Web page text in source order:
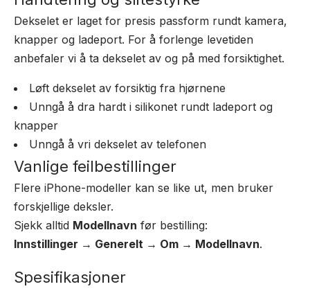
Dekselet er laget for presis passform rundt kamera,
knapper og ladeport. For å forlenge levetiden
anbefaler vi å ta dekselet av og på med forsiktighet.
Løft dekselet av forsiktig fra hjørnene
Unngå å dra hardt i silikonet rundt ladeport og
knapper
Unngå å vri dekselet av telefonen
Vanlige feilbestillinger
Flere iPhone-modeller kan se like ut, men bruker
forskjellige deksler.
Sjekk alltid Modellnavn før bestilling:
Innstillinger → Generelt → Om → Modellnavn.
Spesifikasjoner